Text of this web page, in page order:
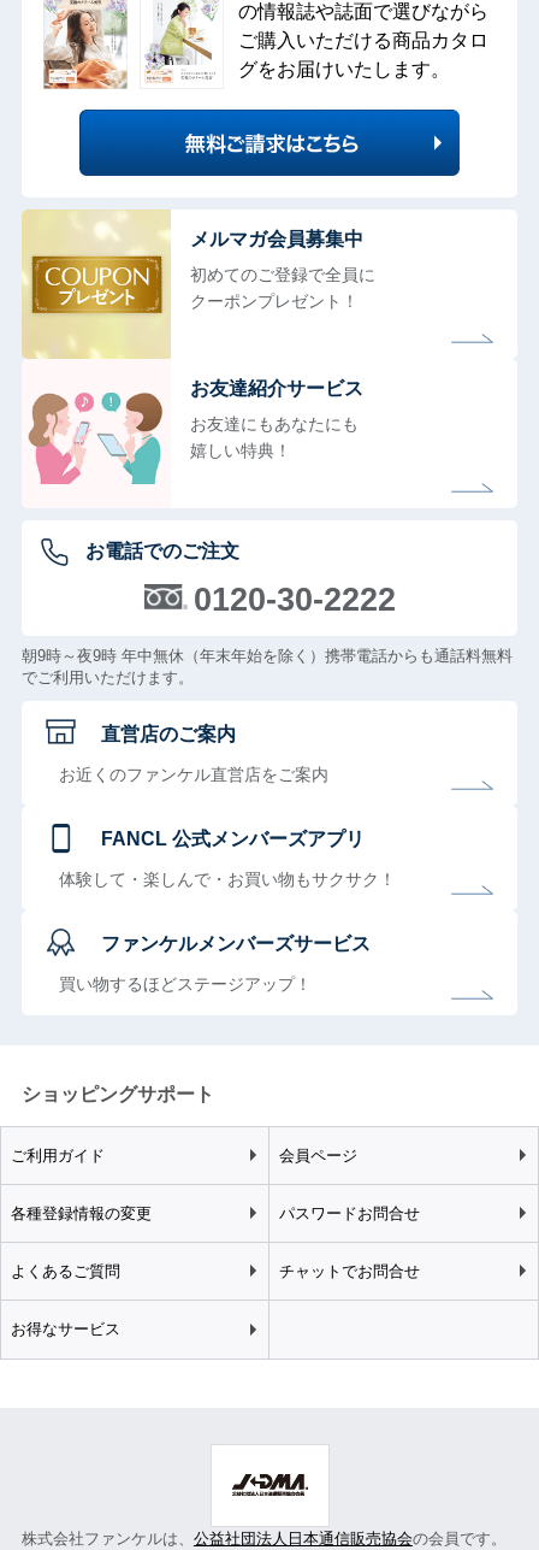
の情報誌や誌面で選びながら
ご購入いただける商品カタロ
グをお届けいたします。
メルマガ会員募集中
初めてのご登録で全員に
クーポンプレゼント！
お友達紹介サービス
お友達にもあなたにも
嬉しい特典！
お電話でのご注文
0120-30-2222
朝9時～夜9時 年中無休（年末年始を除く）携帯電話からも通話料無料
でご利用いただけます。
直営店のご案内
お近くのファンケル直営店をご案内
FANCL 公式メンバーズアプリ
体験して・楽しんで・お買い物もサクサク！
ファンケルメンバーズサービス
買い物するほどステージアップ！
ショッピングサポート
ご利用ガイド 会員ページ
各種登録情報の変更 パスワードお問合せ
よくあるご質問 チャットでお問合せ
お得なサービス
株式会社ファンケルは、 公益社団法人日本通信販売協会の会員です。